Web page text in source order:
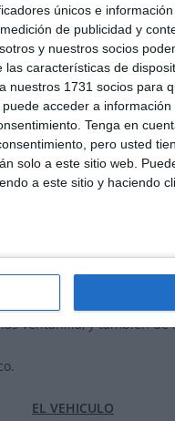
únicos e
de publicidad y
y nuestros socios
características de
nuestros 1731 socios para
acceder a
Tenga en
pero usted
solo a este sitio web.
a este sitio y haciendo
diversas ciudades de
mas antiguo de la
de adquisición de
de inhibir que su
no tendrá
se ofrecen en la prueba son
es de 40 a 100 metros.
y contrariamente a la
ventanilla, y también de
EL VEHICULO